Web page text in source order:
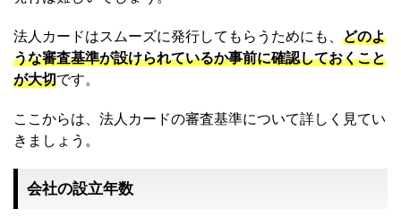
法人カードはスムーズに発行してもらうためにも、 どのよ
うな審査基準が設けられているか事前に確認しておくこと
が大切です。
ここからは、法人カードの審査基準について詳しく見てい
きましょう。
会社の設立年数